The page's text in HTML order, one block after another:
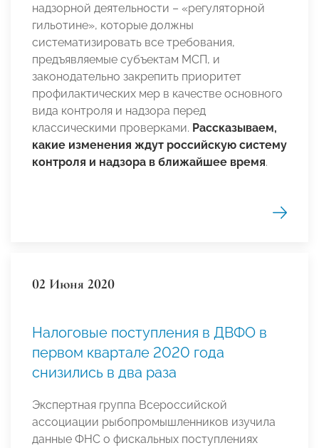
надзорной деятельности – «регуляторной
гильотине», которые должны
систематизировать все требования,
предъявляемые субъектам МСП, и
законодательно закрепить приоритет
профилактических мер в качестве основного
вида контроля и надзора перед
классическими проверками. Рассказываем,
какие изменения ждут российскую систему
контроля и надзора в ближайшее время.
02 Июня 2020
Налоговые поступления в ДВФО в
первом квартале 2020 года
снизились в два раза
Экспертная группа Всероссийской
ассоциации рыбопромышленников изучила
данные ФНС о фискальных поступлениях